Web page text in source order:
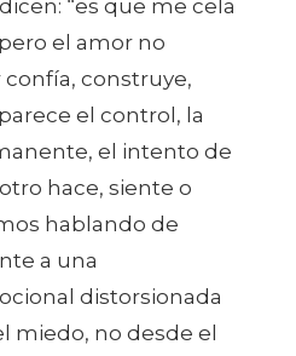
“es que me cela
el amor no
confía, construye,
el control, la
el intento de
hace, siente o
hablando de
a una
distorsionada
miedo, no desde el